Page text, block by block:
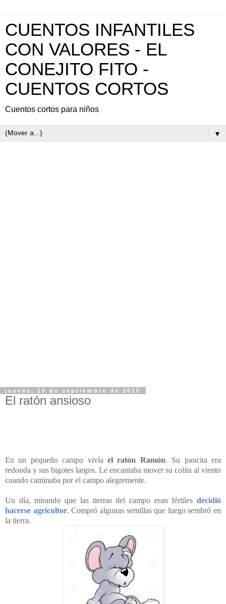
CUENTOS INFANTILES
CON VALORES - EL
CONEJITO FITO -
CUENTOS CORTOS
Cuentos cortos para niños
▼
jueves, 10 de septiembre de 2015
El ratón ansioso
En un pequeño campo vivía el ratón Ramón. Su pancita era
redonda y sus bigotes largos. Le encantaba mover su colita al viento
cuando caminaba por el campo alegremente.
Un día, mirando que las tierras del campo eran fértiles decidió
hacerse agricultor. Compró algunas semillas que luego sembró en
la tierra.